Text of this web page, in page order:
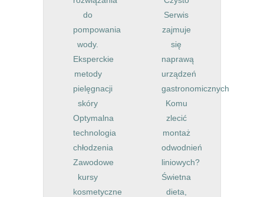
do
pompowania
wody.
Eksperckie
metody
pielęgnacji
skóry
Optymalna
technologia
chłodzenia
Zawodowe
kursy
kosmetyczne
Serwis
zajmuje
się
naprawą
urządzeń
gastronomicznych
Komu
zlecić
montaż
odwodnień
liniowych?
Świetna
dieta,